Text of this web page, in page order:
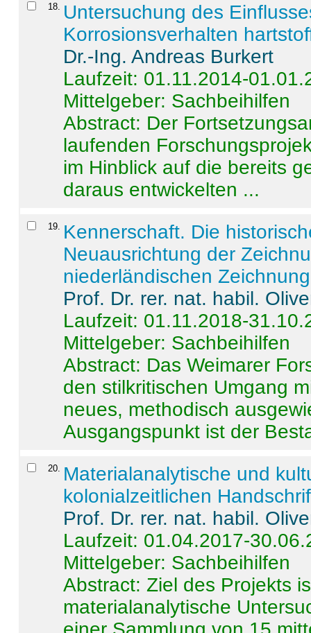
18
Untersuchung des
Korrosionsverhalten
Dr.-Ing. Andreas Burkert
Laufzeit: 01.11.2014-
Mittelgeber: Sachbeihilfen
Abstract: Der
laufenden
im Hinblick auf die bereits
daraus entwickelten ...
19
Kennerschaft. Die
Neuausrichtung der
niederländischen
Prof. Dr. rer. nat. habil.
Laufzeit: 01.11.2018-
Mittelgeber: Sachbeihilfen
Abstract: Das Weimarer
den stilkritischen Umgang
neues, methodisch
Ausgangspunkt ist der
20
Materialanalytische und
kolonialzeitlichen
Prof. Dr. rer. nat. habil.
Laufzeit: 01.04.2017-
Mittelgeber: Sachbeihilfen
Abstract:Ziel des Projekts
materialanalytische